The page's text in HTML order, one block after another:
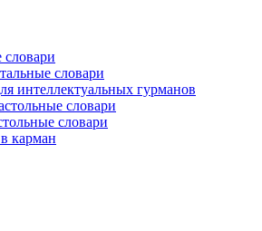
словари
интеллектуальных гурманов
словари
словари
карман